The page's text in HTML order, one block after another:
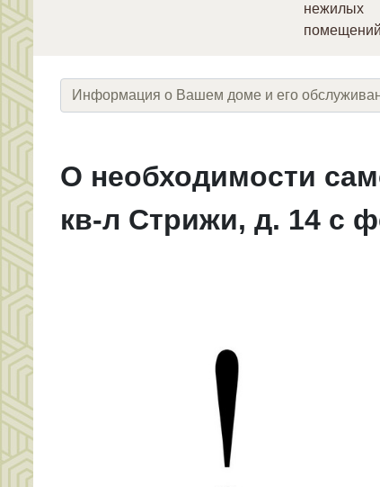
нежилых
помещений
О необходимости
кв-л Стрижи, д. 14 с